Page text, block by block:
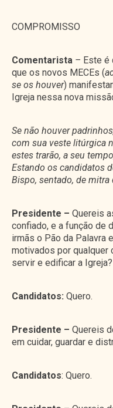
COMPROMISSO
Comentarista – Este
que os novos MECEs (
se os houver)
Igreja nessa nova
Se não houver
com sua veste litúrgica
estes trarão, a seu
Estando os candidatos
Bispo, sentado, de mitra
Presidente – Quereis
confiado, e a função de
irmãs o Pão da Palavra
motivados por qualquer
servir e edificar a Igreja?
Candidatos: Quero.
Presidente – Quereis
em cuidar, guardar e
Candidatos: Quero.